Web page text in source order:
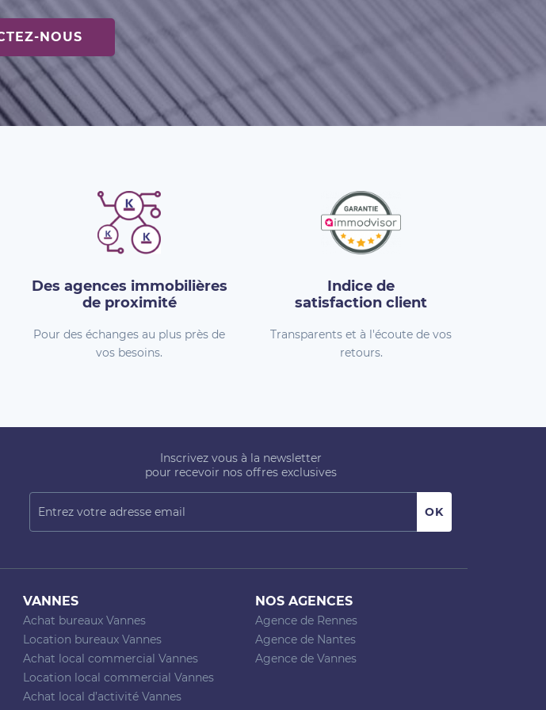
NOUS
Des agences immobilières
de proximité
Pour des échanges au plus près de
vos besoins.
Indice de
satisfaction client
Transparents et à l'écoute de vos
retours.
Inscrivez vous à la newsletter
pour recevoir nos offres exclusives
VANNES
Achat bureaux Vannes
Location bureaux Vannes
Achat local commercial Vannes
Location local commercial Vannes
Achat local d’activité Vannes
NOS AGENCES
Agence de Rennes
Agence de Nantes
Agence de Vannes